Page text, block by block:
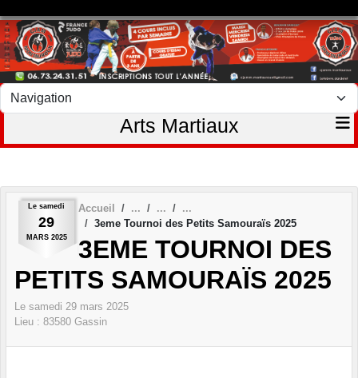
Arts Martiaux
Le samedi
29
MARS 2025
Accueil
3eme Tournoi des Petits Samouraïs 2025
3EME TOURNOI DES
PETITS SAMOURAÏS 2025
Le samedi 29 mars 2025
Lieu : 83580 Gassin